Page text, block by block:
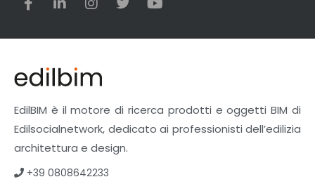
EdilBIM è il motore di ricerca prodotti e oggetti BIM di
Edilsocialnetwork, dedicato ai professionisti dell’edilizia
architettura e design.
+39 0808642233